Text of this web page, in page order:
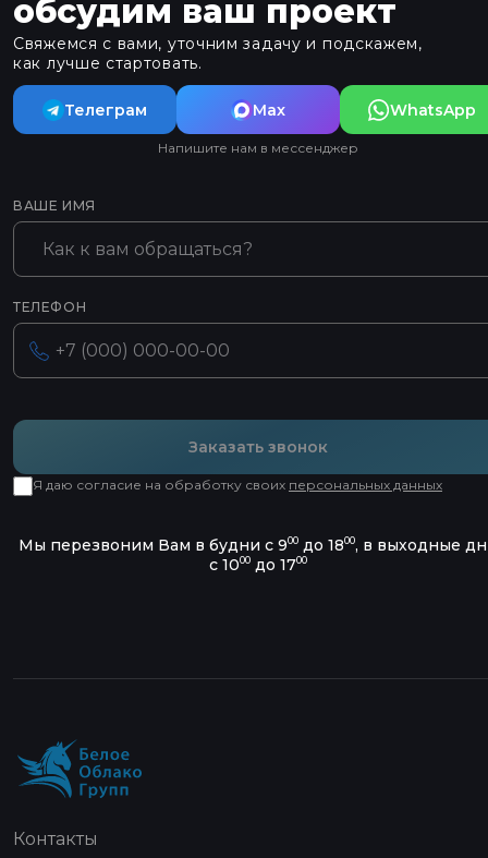
обсудим ваш проект
Свяжемся с вами, уточним задачу и подскажем,
как лучше стартовать.
Телеграм Max WhatsApp
Напишите нам в мессенджер
ВАШЕ ИМЯ
ТЕЛЕФОН
Заказать звонок
Я даю согласие на обработку своих персональных данных
Мы перезвоним Вам в будни с 900 до 1800, в выходные
с 1000 до 1700
Контакты